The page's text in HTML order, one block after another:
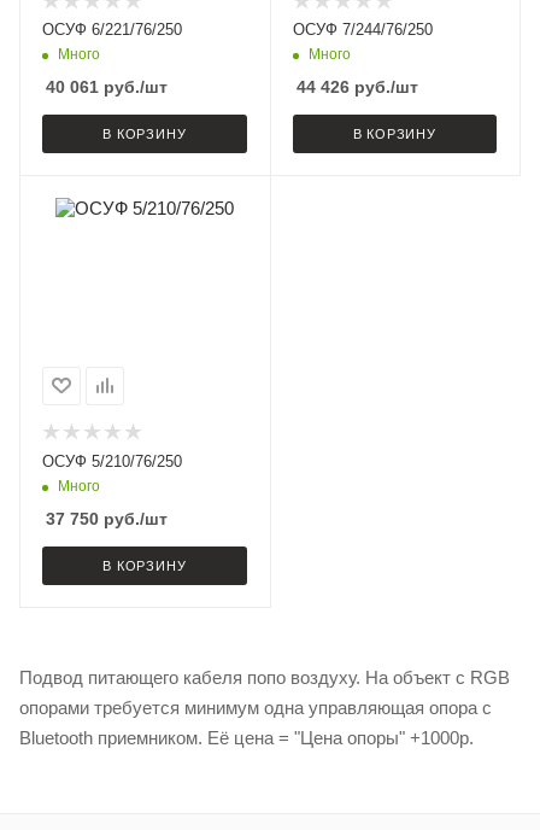
ОСУФ 6/221/76/250
Много
40 061 руб./шт
В КОРЗИНУ
ОСУФ 7/244/76/250
Много
44 426руб./шт
В КОРЗИНУ
ОСУФ 5/210/76/250
Много
37 750 руб./шт
В КОРЗИНУ
Подвод питающего кабеля попо воздуху. На объект с RGB
опорами требуется минимум одна управляющая опора с
Bluetooth приемником. Её цена = "Цена опоры" +1000р.